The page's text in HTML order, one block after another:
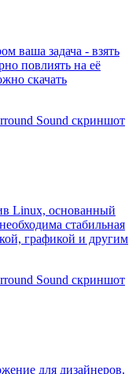
ваша задача - взять
повлиять на её
скачать
Linux, основанный
стабильная
графикой и другим
для дизайнеров.